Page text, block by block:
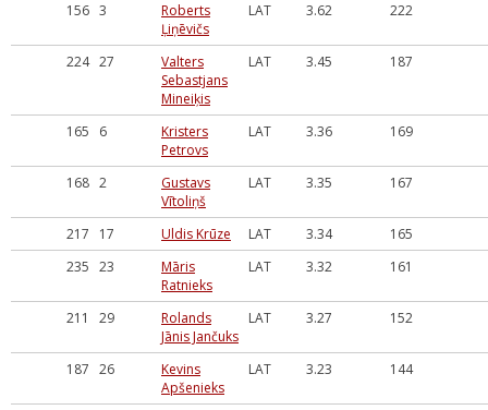
156 3
Roberts
Ļiņēvičs
LAT 3.62 222
224 27
Valters
Sebastjans
Mineiķis
LAT 3.45 187
165 6
Kristers
Petrovs
LAT 3.36 169
168 2
Gustavs
Vītoliņš
LAT 3.35 167
217 17 Uldis Krūze LAT 3.34
165
235 23
Māris
Ratnieks
LAT 3.32 161
211 29
Rolands
Jānis Jančuks
LAT 3.27 152
187 26
Kevins
Apšenieks
LAT 3.23 144